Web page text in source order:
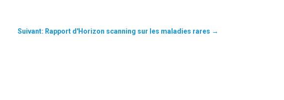
Suivant: Rapport d'Horizon scanning sur les maladies rares →